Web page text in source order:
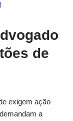
de
exigem ação
a